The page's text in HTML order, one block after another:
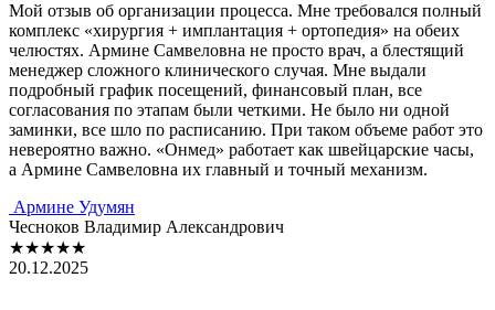
Мой отзыв об организации процесса. Мне требовался полный
комплекс «хирургия + имплантация + ортопедия» на обеих
челюстях. Армине Самвеловна не просто врач, а блестящий
менеджер сложного клинического случая. Мне выдали
подробный график посещений, финансовый план, все
согласования по этапам были четкими. Не было ни одной
заминки, все шло по расписанию. При таком объеме работ это
невероятно важно. «Онмед» работает как швейцарские часы,
а Армине Самвеловна их главный и точный механизм.
Армине Удумян
Чесноков Владимир Александрович
★★★★★
20.12.2025